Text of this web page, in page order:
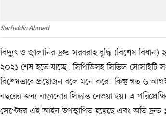
Sarfuddin Ahmed
বিদ্যুৎ ও জ্বালানির দ্রুত সরবরাহ বৃদ্ধি (বিশেষ
২০২১ শেষ হতে যাচ্ছে। সিপিডিসহ সিভিল
বিশেষভাবে প্রয়োজন বলে মনে করে। কিন্তু গত ৬
বছরের জন্য বাড়ানোর সিদ্ধান্ত নেওয়া হয়। এ
সেপ্টেম্বর এই আইন উপস্থাপিত হয়েছে এবং অতি দ্রুত